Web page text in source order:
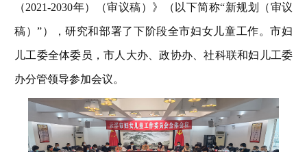
（2021-2030年）（审议稿）》（以下简称“新规划（审议
稿）”），研究和部署了下阶段全市妇女儿童工作。市妇
儿工委全体委员，市人大办、政协办、社科联和妇儿工委
办分管领导参加会议。